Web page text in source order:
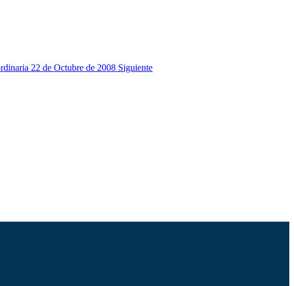
22 de Octubre de 2008 Siguiente